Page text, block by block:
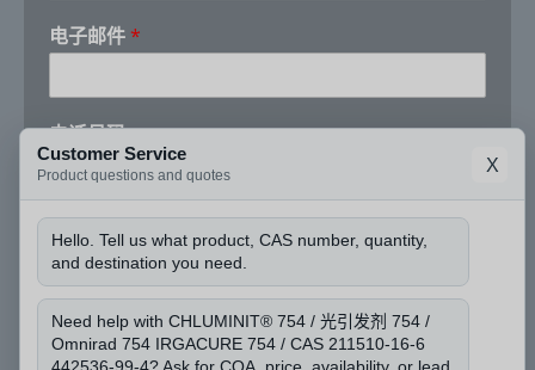
电
话
码
*
名
称
电子邮件 *
电话号码
公司名称
请问 CAS 编号和您需要的数量是多少？*
Customer Service
Product questions and quotes
X
Hello. Tell us what product, CAS number, quantity,
and destination you need.
Need help with CHLUMINIT® 754 / 光引发剂 754 /
Omnirad 754 IRGACURE 754 / CAS 211510-16-6